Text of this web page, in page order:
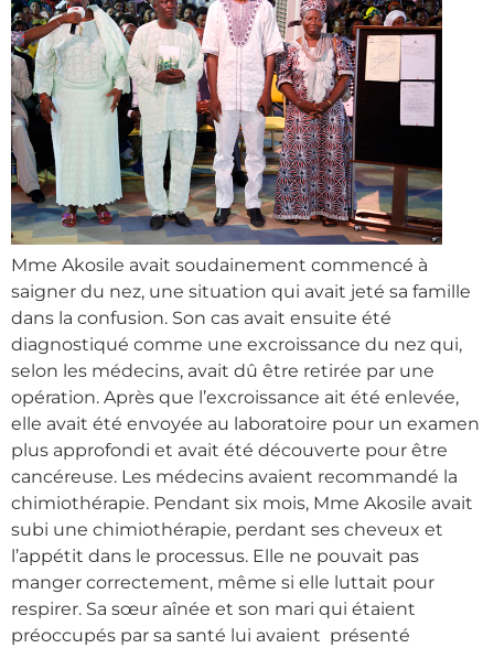
Mme Akosile avait soudainement commencé à
saigner du nez, une situation qui avait jeté sa famille
dans la confusion. Son cas avait ensuite été
diagnostiqué comme une excroissance du nez qui,
selon les médecins, avait dû être retirée par une
opération. Après que l’excroissance ait été enlevée,
elle avait été envoyée au laboratoire pour un examen
plus approfondi et avait été découverte pour être
cancéreuse. Les médecins avaient recommandé la
chimiothérapie. Pendant six mois, Mme Akosile avait
subi une chimiothérapie, perdant ses cheveux et
l’appétit dans le processus. Elle ne pouvait pas
manger correctement, même si elle luttait pour
respirer. Sa sœur aînée et son mari qui étaient
préoccupés par sa santé lui avaient présenté